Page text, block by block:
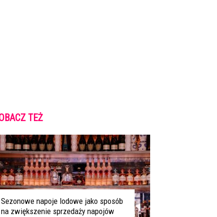
TEŻ
Sezonowe napoje lodowe jako sposób
na zwiększenie sprzedaży napojów